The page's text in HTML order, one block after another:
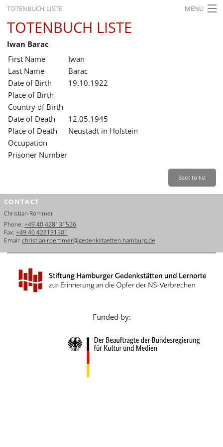
TOTENBUCH LISTE MENU
STARTSEITE
AUSSTELLUNGEN
GESCHICHTE
BILDUNG
FORSCHUNG
SERVICE
Leichte Sprache
Dansk
Español
Italiano
Nederlands
Português
TOTENBUCH LISTE
Iwan Barac
First Name
Iwan
Last Name
Barac
Date of Birth
19.10.1922
Place of Birth
Country of Birth
Date of Death
12.05.1945
Place of Death
Neustadt in Holstein
Occupation
Prisoner Number
Back to list
CONTACT
Christian Römmer
Phone: +49 40 428131526
Fax: +49 40 428131501
Email: christian.roemmer@gedenkstaetten.hamburg.de
Funded by: